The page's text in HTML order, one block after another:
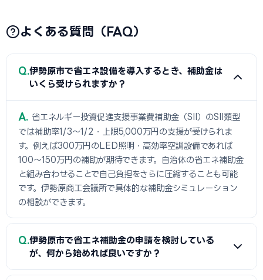
よくある質問（FAQ）
Q 伊勢原市で省エネ設備を導入するとき、補助金は
いくら受けられますか？
A
省エネルギー投資促進支援事業費補助金（SII）のSII類型
では補助率1/3〜1/2・上限5,000万円の支援が受けられま
す。例えば300万円のLED照明・高効率空調設備であれば
100〜150万円の補助が期待できます。自治体の省エネ補助金
と組み合わせることで自己負担をさらに圧縮することも可能
です。伊勢原商工会議所で具体的な補助金シミュレーション
の相談ができます。
Q 伊勢原市で省エネ補助金の申請を検討している
が、何から始めれば良いですか？